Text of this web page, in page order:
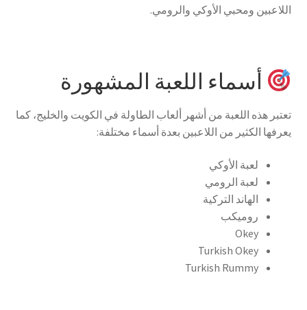
اللاعبين ومحبي الأوكي والرومي.
أسماء اللعبة المشهورة
تعتبر هذه اللعبة من أشهر ألعاب الطاولة في الكويت والخليج، كما
يعرفها الكثير من اللاعبين بعدة أسماء مختلفة:
لعبة الأوكي
لعبة الرومي
الهاند التركية
روميكب
Okey
Turkish Okey
Turkish Rummy